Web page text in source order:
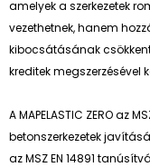
amelyek a szerkezetek
vezethetnek, hanem
kibocsátásának
kreditek megszerzésével
A MAPELASTIC ZERO az
betonszerkezetek
az MSZ EN 14891